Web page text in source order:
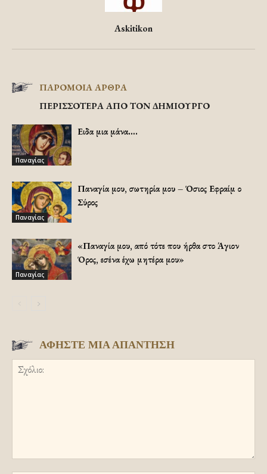
Askitikon
ΠΑΡΟΜΟΙΑ ΑΡΘΡΑ
ΠΕΡΙΣΣΟΤΕΡΑ ΑΠΟ ΤΟΝ ΔΗΜΙΟΥΡΓΟ
Παναγίας
Ειδα μια μάνα….
Παναγίας
Παναγία μου, σωτηρία μου – Όσιος Εφραίμ ο
Σύρος
Παναγίας
«Παναγία μου, από τότε που ήρθα στο Άγιον
Όρος, εσένα έχω μητέρα μου»
ΑΦΗΣΤΕ ΜΙΑ ΑΠΑΝΤΗΣΗ